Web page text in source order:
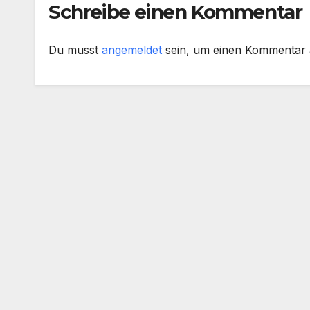
Schreibe einen Kommentar
Du musst angemeldet sein, um einen Kommentar